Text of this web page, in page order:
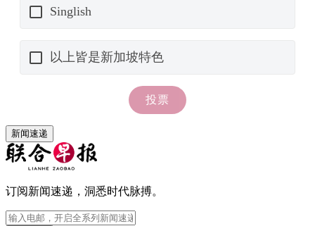
新闻速递
订阅新闻速递，洞悉时代脉搏。